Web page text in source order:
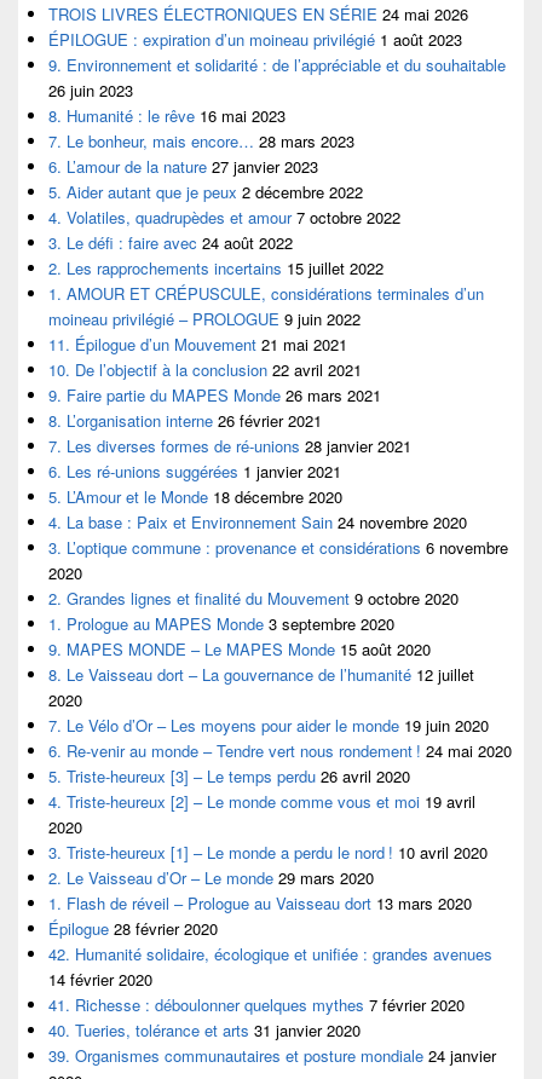
TROIS LIVRES ÉLECTRONIQUES EN SÉRIE 24 mai 2026
ÉPILOGUE : expiration d’un moineau privilégié 1 août 2023
9. Environnement et solidarité : de l’appréciable et du souhaitable
26 juin 2023
8. Humanité : le rêve 16 mai 2023
7. Le bonheur, mais encore… 28 mars 2023
6. L’amour de la nature 27 janvier 2023
5. Aider autant que je peux 2 décembre 2022
4. Volatiles, quadrupèdes et amour 7 octobre 2022
3. Le défi : faire avec 24 août 2022
2. Les rapprochements incertains 15 juillet 2022
1. AMOUR ET CRÉPUSCULE, considérations terminales d’un
moineau privilégié – PROLOGUE 9 juin 2022
11. Épilogue d’un Mouvement 21 mai 2021
10. De l’objectif à la conclusion 22 avril 2021
9. Faire partie du MAPES Monde 26 mars 2021
8. L’organisation interne 26 février 2021
7. Les diverses formes de ré-unions 28 janvier 2021
6. Les ré-unions suggérées 1 janvier 2021
5. L’Amour et le Monde 18 décembre 2020
4. La base : Paix et Environnement Sain 24 novembre 2020
3. L’optique commune : provenance et considérations 6 novembre
2020
2. Grandes lignes et finalité du Mouvement 9 octobre 2020
1. Prologue au MAPES Monde 3 septembre 2020
9. MAPES MONDE – Le MAPES Monde 15 août 2020
8. Le Vaisseau dort – La gouvernance de l’humanité 12 juillet
2020
7. Le Vélo d’Or – Les moyens pour aider le monde 19 juin 2020
6. Re-venir au monde – Tendre vert nous rondement ! 24 mai 2020
5. Triste-heureux [3] – Le temps perdu 26 avril 2020
4. Triste-heureux [2] – Le monde comme vous et moi 19 avril
2020
3. Triste-heureux [1] – Le monde a perdu le nord ! 10 avril 2020
2. Le Vaisseau d’Or – Le monde 29 mars 2020
1. Flash de réveil – Prologue au Vaisseau dort 13 mars 2020
Épilogue 28 février 2020
42. Humanité solidaire, écologique et unifiée : grandes avenues
14 février 2020
41. Richesse : déboulonner quelques mythes 7 février 2020
40. Tueries, tolérance et arts 31 janvier 2020
39. Organismes communautaires et posture mondiale 24 janvier